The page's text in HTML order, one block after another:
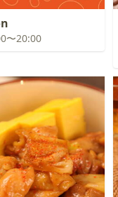
〜20:00